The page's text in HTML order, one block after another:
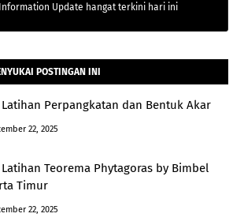
Information Update hangat terkini hari ini
POSTINGAN INI
Latihan Perpangkatan dan Bentuk Akar
22, 2025
Teorema Phytagoras by Bimbel
Timur
22, 2025